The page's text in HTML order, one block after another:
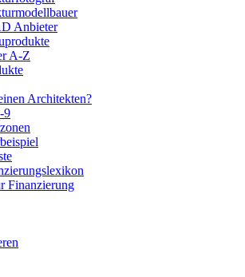
Anbieter
A-Z
Architekten?
9
Finanzierung